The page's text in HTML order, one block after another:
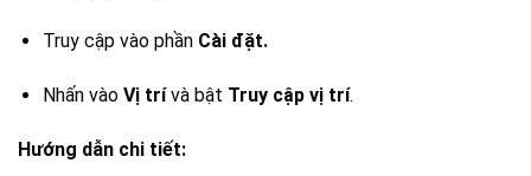
Truy cập vào phần Cài đặt.
Nhấn vào Vị trívà bật Truy cập vị trí.
Hướng dẫn chi tiết: